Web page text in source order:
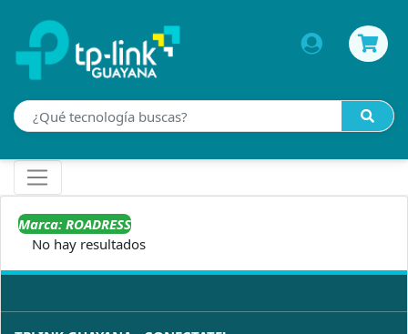
Marca: ROADRESS
No hay resultados